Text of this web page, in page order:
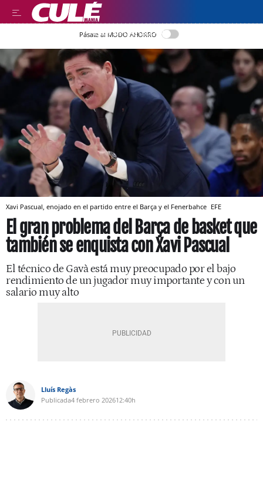
LEER EN CASTELLANO
Pásate al MODO AHORRO
Xavi Pascual, enojado en el partido entre el Barça y el Fenerbahce EFE
El gran problema del Barça de basket que
también se enquista con Xavi Pascual
El técnico de Gavà está muy preocupado por el bajo
rendimiento de un jugador muy importante y con un
salario muy alto
Lluís Regàs
Publicada4 febrero 202612:40h